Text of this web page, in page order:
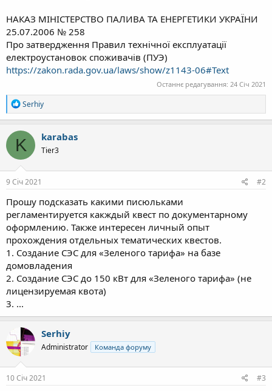
НАКАЗ МІНІСТЕРСТВО ПАЛИВА ТА ЕНЕРГЕТИКИ УКРАЇНИ
25.07.2006 № 258
Про затвердження Правил технічної експлуатації
електроустановок споживачів (ПУЭ)
https://zakon.rada.gov.ua/laws/show/z1143-06#Text
Останнє редагування: 24 Січ 2021
Р
е
а
к
ц
і
ї
:
Serhiy
K karabas
Tier3
9 Січ 2021 #2
Прошу подсказать какими писюльками
регламентируется какждый квест по документарному
оформлению. Также интересен личный опыт
прохождения отдельных тематических квестов.
1. Создание СЭС для «Зеленого тарифа» на базе
домовладения
2. Создание СЭС до 150 кВт для «Зеленого тарифа» (не
лицензируемая квота)
3. ...
Serhiy
Administrator Команда форуму
10 Січ 2021 #3